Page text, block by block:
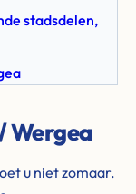
stadsdelen,
Wergea
u niet zomaar.